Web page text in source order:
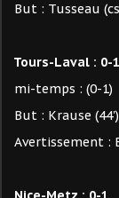
But : Tusseau
Tours-Laval : 0-1
mi-temps : (0-1)
But : Krause (44')
Avertissement :